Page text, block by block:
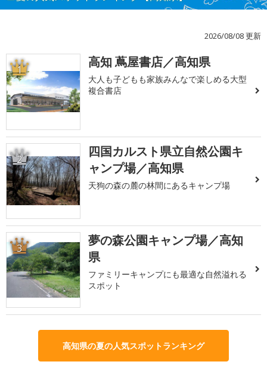
2026/08/08 更新
1 高知 蔦屋書店／高知県
大人も子どもも家族みんなで楽しめる大型
複合書店
2
四国カルスト県立自然公園キ
ャンプ場／高知県
天狗の森の麓の林間にあるキャンプ場
3
夢の森公園キャンプ場／高知
県
ファミリーキャンプにも最適な自然溢れる
スポット
高知県の夏の人気スポットランキング